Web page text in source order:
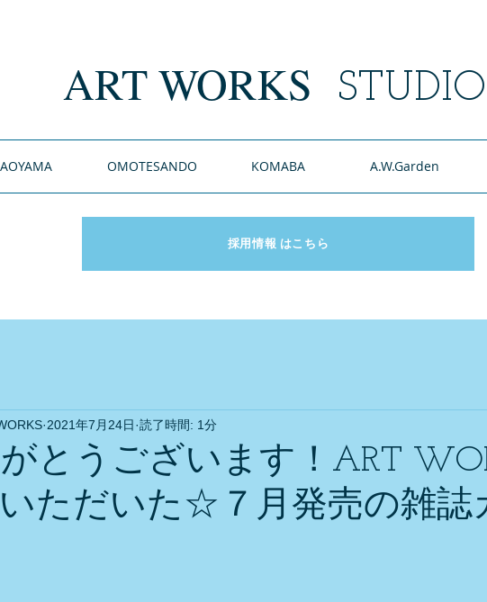
ART WORKS STUDIO
AOYAMA OMOTESANDO KOMABA A.W.Garden
採用情報 はこちら
とうございます！ART
ただいた☆７月発売の雑誌
2021年7月24日 読了時間: 1分